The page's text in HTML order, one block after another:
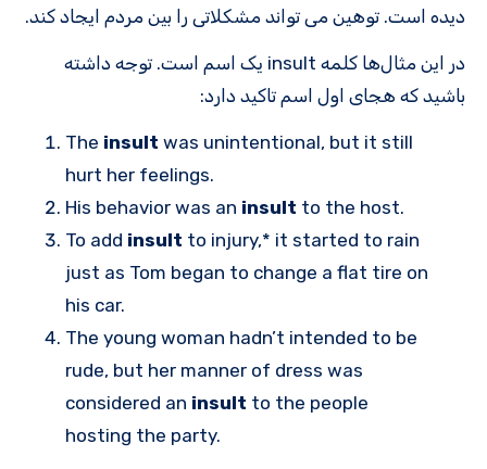
دیده است. توهین می تواند مشکلاتی را بین مردم ایجاد کند.
در این مثال‌ها کلمه insult یک اسم است. توجه داشته
باشید که هجای اول اسم تاکید دارد:
The insult was unintentional, but it still
hurt her feelings.
His behavior was an insult to the host.
To add insult to injury,* it started to rain
just as Tom began to change a flat tire on
his car.
The young woman hadn’t intended to be
rude, but her manner of dress was
considered an insult to the people
hosting the party.